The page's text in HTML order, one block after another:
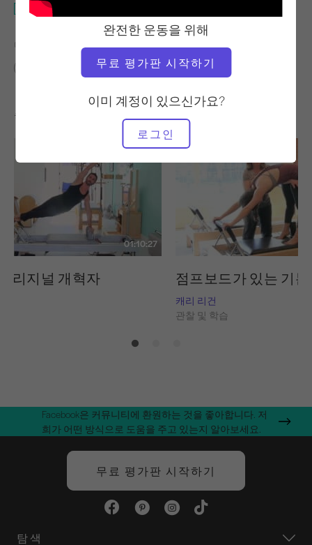
완전한 운동을 위해
무료 평가판 시작하기
이미 계정이 있으신가요?
로그인
개혁자
다음에 대한 유사한 클래스 찾기
개혁자
좋아할 만한 다른 운동
01:10:27
리지널 개혁자 점프보드가 있는 기
캐리 리건
관찰 및 학습
Facebook은 커뮤니티에 환원하는 것을 좋아합니다. 저
희가 어떤 방식으로 도움을 주고 있는지 알아보세요.
무료 평가판 시작하기
탐색